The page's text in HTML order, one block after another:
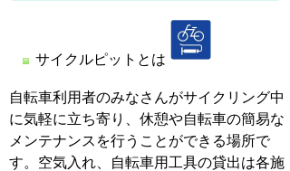
サイクルピットとは
自転車利用者のみなさんがサイクリング中
に気軽に立ち寄り、休憩や自転車の簡易な
メンテナンスを行うことができる場所で
す。空気入れ、自転車用工具の貸出は各施